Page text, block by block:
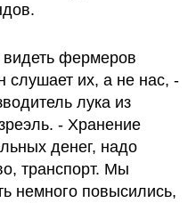
видеть фермеров
их, а не нас, -
лука из
- Хранение
денег, надо
транспорт. Мы
немного повысились,